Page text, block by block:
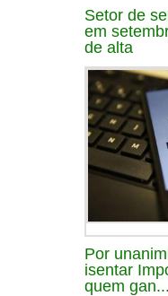
Setor de
em
de alta
Por
isentar
quem gan...